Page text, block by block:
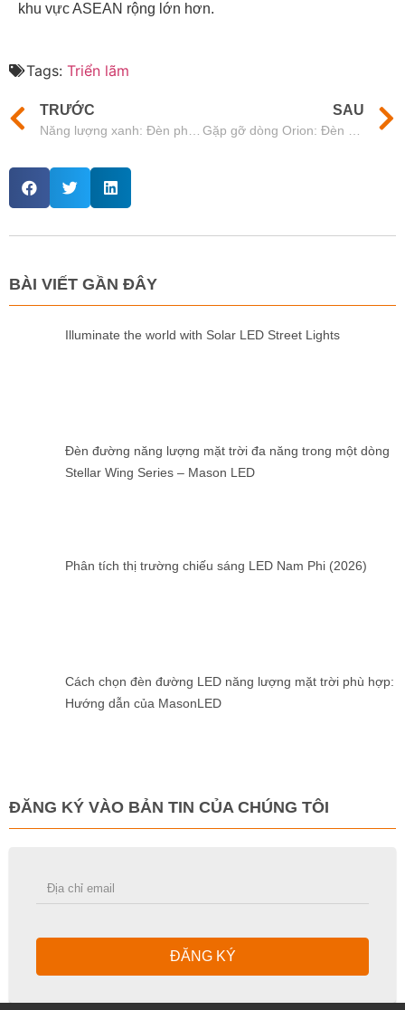
khu vực ASEAN rộng lớn hơn.
Tags: Triển lãm
TRƯỚC SAU
BÀI VIẾT GẦN ĐÂY
Illuminate the world with Solar LED Street Lights
Đèn đường năng lượng mặt trời đa năng trong một dòng
Stellar Wing Series – Mason LED
Phân tích thị trường chiếu sáng LED Nam Phi (2026)
Cách chọn đèn đường LED năng lượng mặt trời phù hợp:
Hướng dẫn của MasonLED
ĐĂNG KÝ VÀO BẢN TIN CỦA CHÚNG TÔI
ĐĂNG KÝ